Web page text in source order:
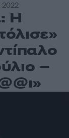
2022
Η
–